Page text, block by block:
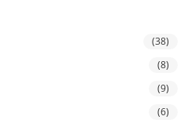
(38)
(8)
(9)
(6)